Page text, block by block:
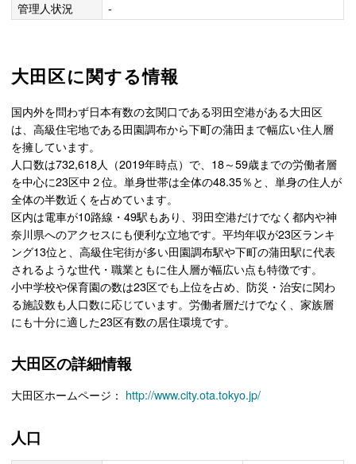
管理人状況 -
大田区に関する情報
国内外を問わず日本有数の玄関口である羽田空港がある大田区
は、高級住宅地である田園調布から下町の蒲田まで幅広い住人層
を擁しています。
人口数は732,618人（2019年時点）で、18～59歳までの労働者層
を中心に23区中２位。単身世帯は全体の48.35％と、単身の住人が
全体の半数近くを占めています。
区内は電車が10路線・49駅もあり、羽田空港だけでなく都内や神
奈川県へのアクセスにも便利な立地です。平均年収が23区ランキ
ング13位と、高級住宅街が多い田園調布駅や下町の蒲田駅に代表
されるような世代・職業ともに住人層が幅広い点も特徴です。
小中学校や保育園の数は23区でも上位を占め、防災・治安に関わ
る施設数も人口数に応じています。労働者層だけでなく、家族層
にも十分に適した23区有数の居住環境です。
大田区の詳細情報
大田区ホームページ： http://www.city.ota.tokyo.jp/
人口